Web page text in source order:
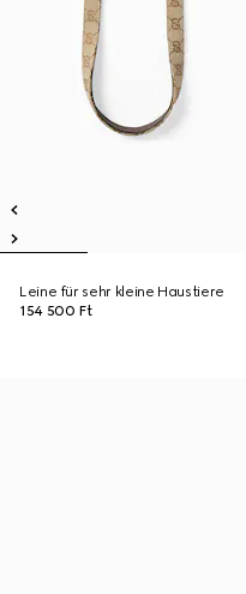
Leine für sehr kleine Haustiere
154 500 Ft